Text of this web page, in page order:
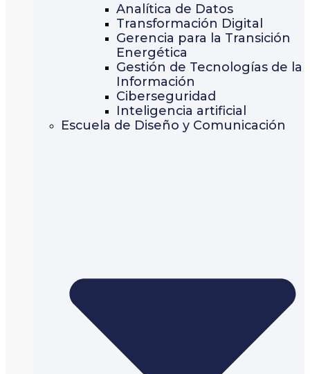
Analítica de Datos
Transformación Digital
Gerencia para la Transición
Energética
Gestión de Tecnologías de la
Información
Ciberseguridad
Inteligencia artificial
Escuela de Diseño y Comunicación